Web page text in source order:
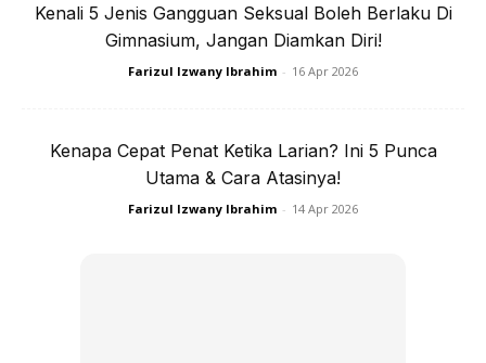
tinggi, pencuci mulut tradisional Thailand serta teh susu.
Ads
Kenali 5 Jenis Gangguan Seksual Boleh Berlaku Di
Gimnasium, Jangan Diamkan Diri!
Farizul Izwany Ibrahim - 16 Apr 2026
Kenapa Cepat Penat Ketika Larian? Ini 5 Punca
Utama & Cara Atasinya!
Farizul Izwany Ibrahim - 14 Apr 2026